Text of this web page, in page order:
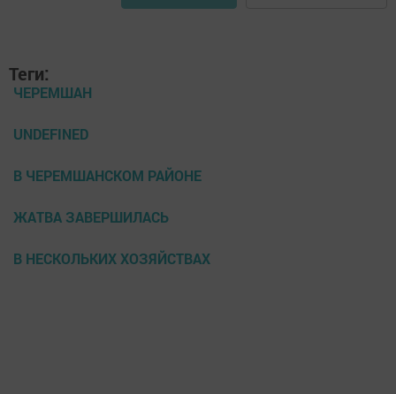
Теги:
ЧЕРЕМШАН
UNDEFINED
В ЧЕРЕМШАНСКОМ РАЙОНЕ
ЖАТВА ЗАВЕРШИЛАСЬ
В НЕСКОЛЬКИХ ХОЗЯЙСТВАХ